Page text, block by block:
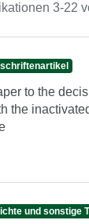
3-22
to the
the
und sonstige